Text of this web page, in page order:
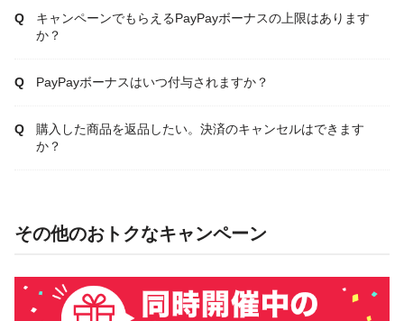
キャンペーンでもらえるPayPayボーナスの上限はあります
か？
PayPayボーナスはいつ付与されますか？
購入した商品を返品したい。決済のキャンセルはできます
か？
その他のおトクなキャンペーン